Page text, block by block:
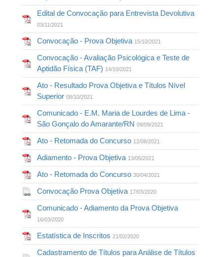
Edital de Convocação para Entrevista Devolutiva
03/11/2021
Convocação - Prova Objetiva 15/10/2021
Convocação - Avaliação Psicológica e Teste de
Aptidão Física (TAF) 14/10/2021
Ato - Resultado Prova Objetiva e Títulos Nível
Superior 08/10/2021
Comunicado - E.M. Maria de Lourdes de Lima -
São Gonçalo do Amarante/RN 09/09/2021
Ato - Retomada do Concurso 12/08/2021
Adiamento - Prova Objetiva 13/05/2021
Ato - Retomada do Concurso 30/04/2021
Convocação Prova Objetiva 17/03/2020
Comunicado - Adiamento da Prova Objetiva
16/03/2020
Estatística de Inscritos 21/02/2020
Cadastramento de Títulos para Análise de Títulos